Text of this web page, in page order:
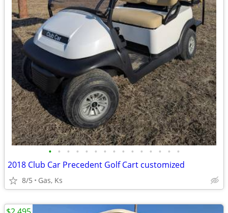
• • • • • • • • • • • • • • •
2018 Club Car Precedent Golf Cart customized
8/5 Gas, Ks